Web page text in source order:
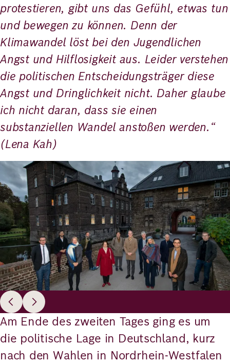
protestieren, gibt uns das Gefühl, etwas tun
und bewegen zu können. Denn der
Klimawandel löst bei den Jugendlichen
Angst und Hilflosigkeit aus. Leider verstehen
die politischen Entscheidungsträger diese
Angst und Dringlichkeit nicht. Daher glaube
ich nicht daran, dass sie einen
substanziellen Wandel anstoßen werden.“
(Lena Kah)
Bild
Am Ende des zweiten Tages ging es um
die politische Lage in Deutschland, kurz
nach den Wahlen in Nordrhein-Westfalen